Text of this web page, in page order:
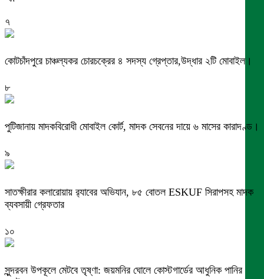
৭
কোটচাঁদপুরে চাঞ্চল্যকর চোরচক্রের ৪ সদস্য গ্রেপ্তার,উদ্ধার ২টি মোবাইল।
৮
পুটিজানায় মাদকবিরোধী মোবাইল কোর্ট, মাদক সেবনের দায়ে ৬ মাসের কারাদণ্ড।
৯
সাতক্ষীরার কলারোয়ায় র‍্যাবের অভিযান, ৮৫ বোতল ESKUF সিরাপসহ মাদক
ব্যবসায়ী গ্রেফতার
১০
সুন্দরবন উপকূলে মেটবে তৃষ্ণা: জয়মনির ঘোলে কোস্টগার্ডের আধুনিক পানির